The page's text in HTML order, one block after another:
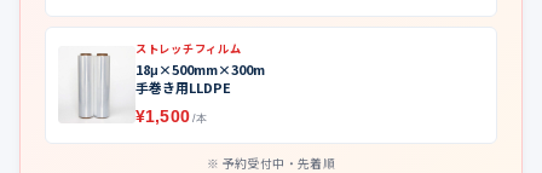
ストレッチフィルム
18μ×500mm×300m
手巻き用LLDPE
¥1,500 /本
予約受付中・先着順